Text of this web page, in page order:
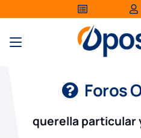
Foros
querella particular